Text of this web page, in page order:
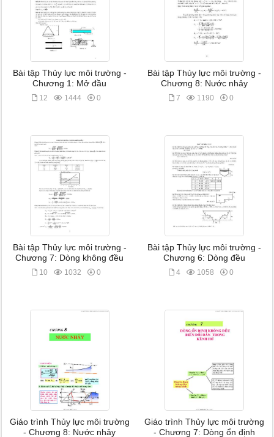
Bài tập Thủy lực môi trường -
Chương 1: Mở đầu
12 1444 0
Bài tập Thủy lực môi trường -
Chương 8: Nước nhảy
7 1190 0
Bài tập Thủy lực môi trường -
Chương 7: Dòng không đều
10 1032 0
Bài tập Thủy lực môi trường -
Chương 6: Dòng đều
4 1058 0
Giáo trình Thủy lực môi trường
- Chương 8: Nước nhảy
Giáo trình Thủy lực môi trường
- Chương 7: Dòng ổn định